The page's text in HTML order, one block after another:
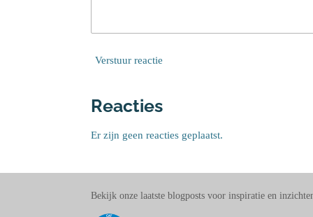
Verstuur reactie
Reacties
Er zijn geen reacties geplaatst.
Bekijk onze laatste blogposts voor inspiratie en